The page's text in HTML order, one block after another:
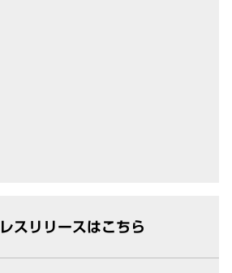
レスリリースはこちら